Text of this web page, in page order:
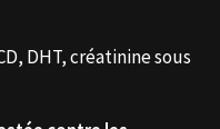
DHT, créatinine sous